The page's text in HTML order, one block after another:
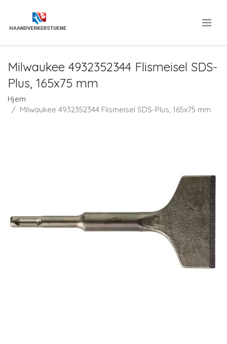
Milwaukee 4932352344 Flismeisel SDS-
Plus, 165x75 mm
Hjem
Milwaukee 4932352344 Flismeisel SDS-Plus, 165x75 mm